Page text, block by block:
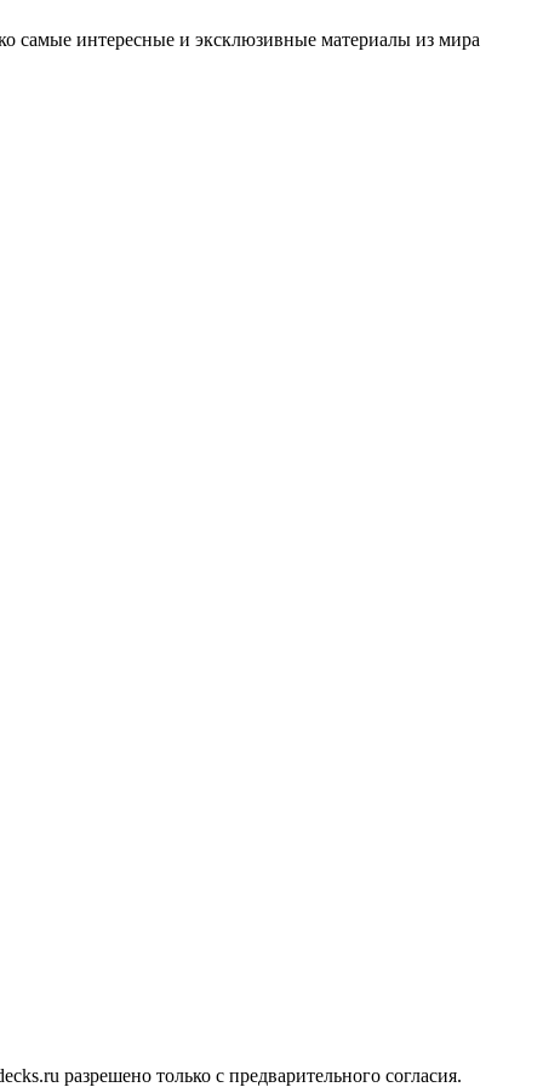
самые интересные и эксклюзивные материалы из мира
разрешено только с предварительного согласия.